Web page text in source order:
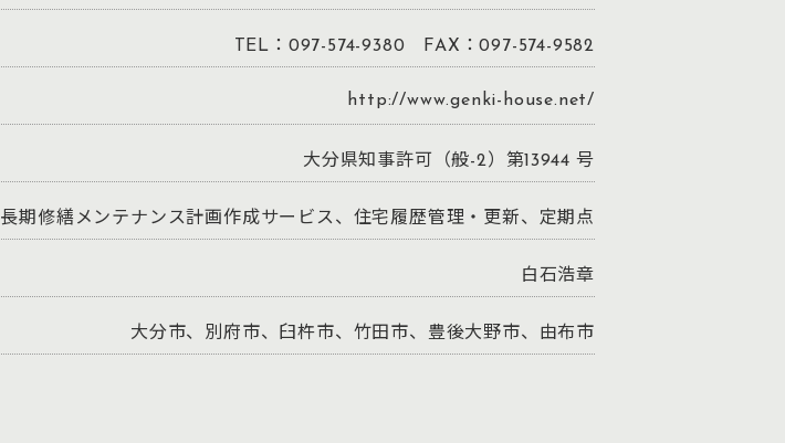
TEL：097-574-9380 FAX：097-574-9582
http://www.genki-house.net/
大分県知事許可（般-2）第13944 号
長期修繕メンテナンス計画作成サービス、住宅履歴管理・更新、定期点
白石浩章
大分市、別府市、臼杵市、竹田市、豊後大野市、由布市